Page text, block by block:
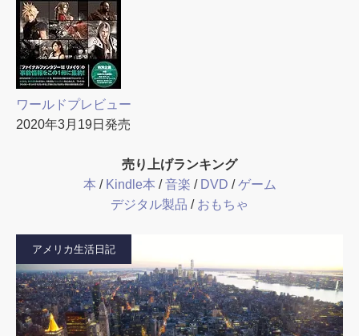
ワールドプレビュー
2020年3月19日発売
売り上げランキング
本 / Kindle本 /音楽 / DVD /ゲーム
デジタル製品 / おもちゃ
アメリカ生活日記